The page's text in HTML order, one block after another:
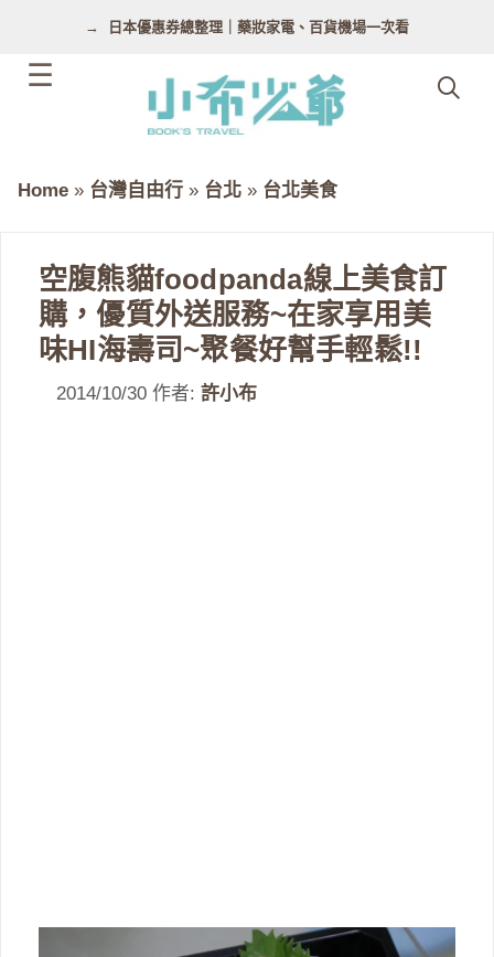
日本優惠券總整理｜藥妝家電、百貨機場一次看
Home » 台灣自由行 » 台北 » 台北美食
空腹熊貓foodpanda線上美食訂
購，優質外送服務~在家享用美
味HI海壽司~聚餐好幫手輕鬆!!
2014/10/30 作者: 許小布